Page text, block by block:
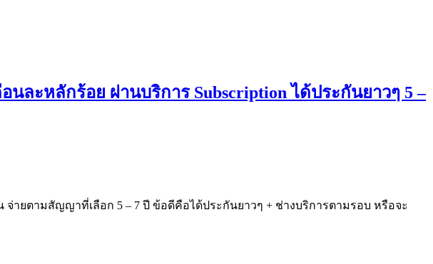
นละหลักร้อย ผ่านบริการ Subscription ได้ประกันยาวๆ 5 –
จ่ายตามสัญญาที่เลือก 5 – 7 ปี ข้อดีคือได้ประกันยาวๆ + ช่างบริการตามรอบ หรือจะ